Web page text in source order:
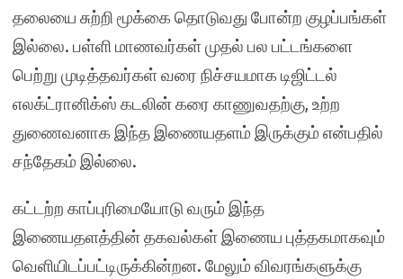
தலையை சுற்றி மூக்கை தொடுவது போன்ற குழப்பங்கள்
இல்லை. பள்ளி மாணவர்கள் முதல் பல பட்டங்களை
பெற்று முடித்தவர்கள் வரை நிச்சயமாக டிஜிட்டல்
எலக்ட்ரானிக்ஸ் கடலின் கரை காணுவதற்கு, உற்ற
துணைவனாக இந்த இணையதளம் இருக்கும் என்பதில்
சந்தேகம் இல்லை.
கட்டற்ற காப்புரிமையோடு வரும் இந்த
இணையதளத்தின் தகவல்கள் இணைய புத்தகமாகவும்
வெளியிடப்பட்டிருக்கின்றன. மேலும் விவரங்களுக்கு